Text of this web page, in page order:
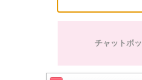
チャットボ